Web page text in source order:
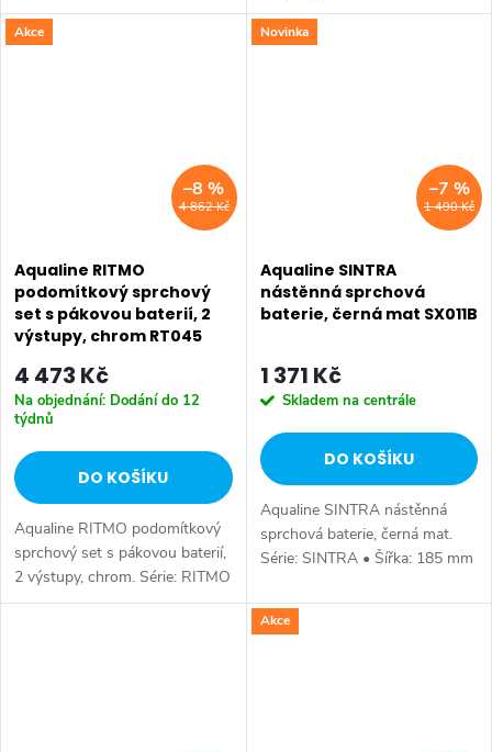
mm • Barva: Chrom • Materiál:
Mosaz • Tvar: Hranaté •
• Barva: Chrom • Materiál:
Mosaz • Tvar: Hranaté •
Akce
4 862 Kč
–8 %
Aqualine RITMO
podomítkový sprchový
set s pákovou baterií, 2
výstupy, chrom RT045
4 473 Kč
Na objednání: Dodání do 12
týdnů
DO KOŠÍKU
Aqualine RITMO podomítkový
sprchový set s pákovou baterií,
2 výstupy, chrom. Série: RITMO
• Barva: Chrom • Materiál:
Novinka
1 490 Kč
–7 %
Aqualine SINTRA
nástěnná sprchová
baterie, černá mat SX011B
1 371 Kč
Skladem na centrále
DO KOŠÍKU
Aqualine SINTRA nástěnná
sprchová baterie, černá mat.
Série: SINTRA • Šířka: 185 mm
146 mm • Barva: Černá mat •
Materiál: Mosaz • Tvar: Kruhové
Akce